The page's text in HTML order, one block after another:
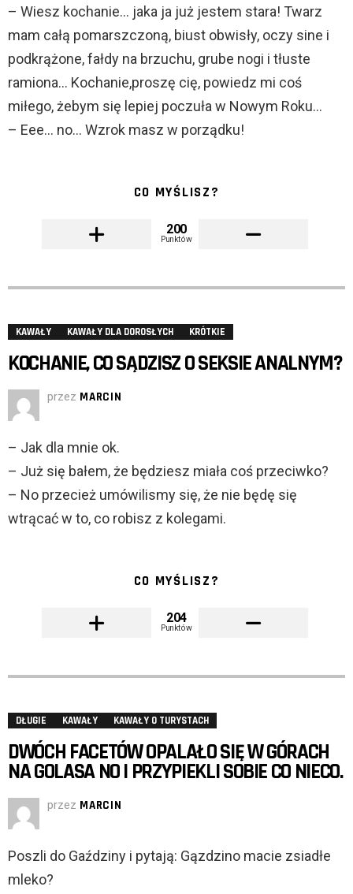
– Wiesz kochanie… jaka ja już jestem stara! Twarz
mam całą pomarszczoną, biust obwisły, oczy sine i
podkrążone, fałdy na brzuchu, grube nogi i tłuste
ramiona… Kochanie,proszę cię, powiedz mi coś
miłego, żebym się lepiej poczuła w Nowym Roku…
– Eee… no… Wzrok masz w porządku!
CO MYŚLISZ?
200
Punktów
KAWAŁY KAWAŁY DLA DOROSŁYCH KRÓTKIE
KOCHANIE, CO SĄDZISZ O SEKSIE ANALNYM?
przez MARCIN
– Jak dla mnie ok.
– Już się bałem, że będziesz miała coś przeciwko?
– No przecież umówilismy się, że nie będę się
wtrącać w to, co robisz z kolegami.
CO MYŚLISZ?
204
Punktów
DŁUGIE KAWAŁY KAWAŁY O TURYSTACH
DWÓCH FACETÓW OPALAŁO SIĘ W GÓRACH
NA GOLASA NO I PRZYPIEKLI SOBIE CO NIECO.
przez MARCIN
Poszli do Gaździny i pytają: Gązdzino macie zsiadłe
mleko?